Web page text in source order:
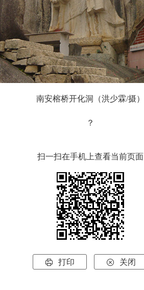
南安榕桥开化洞（洪少霖/摄）
？
扫一扫在手机上查看当前页面
 打印  关闭